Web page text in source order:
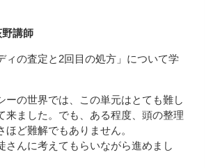
講師
ィの査定と2回目の処方」について学
ーの世界では、この単元はとても難し
来ました。でも、ある程度、頭の整理
ほど難解でもありません。
さんに考えてもらいながら進めまし